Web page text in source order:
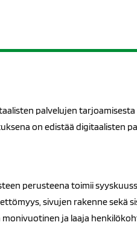
palvelujen tarjoamisesta
on edistää digitaalisten
perusteena toimii
sivujen rakenne sekä
ja laaja